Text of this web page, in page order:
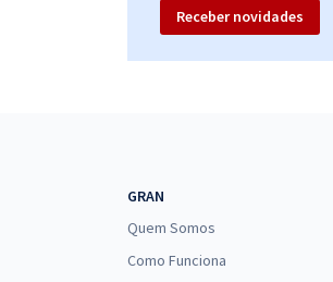
Receber novidades
GRAN
Quem Somos
Como Funciona